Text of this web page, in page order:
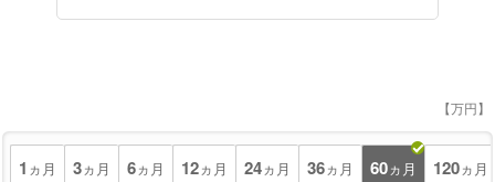
【万円】
1 ヵ月 3ヵ月 6ヵ月 12ヵ月 24ヵ月 36ヵ月 60ヵ月 120ヵ月